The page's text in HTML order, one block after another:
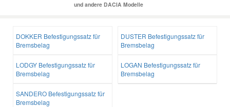
und andere DACIA Modelle
DOKKER Befestigungssatz für
Bremsbelag
DUSTER Befestigungssatz für
Bremsbelag
LODGY Befestigungssatz für
Bremsbelag
LOGAN Befestigungssatz für
Bremsbelag
SANDERO Befestigungssatz für
Bremsbelag